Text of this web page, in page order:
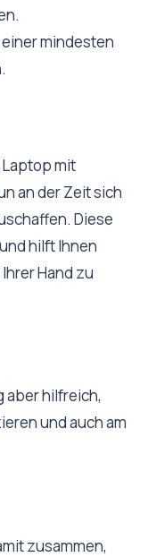
einer mindesten
Laptop mit
an der Zeit sich
Diese
hilft Ihnen
Hand zu
aber hilfreich,
und auch am
zusammen,